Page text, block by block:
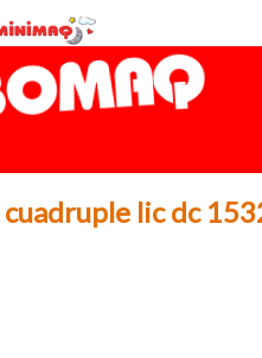
lic dc